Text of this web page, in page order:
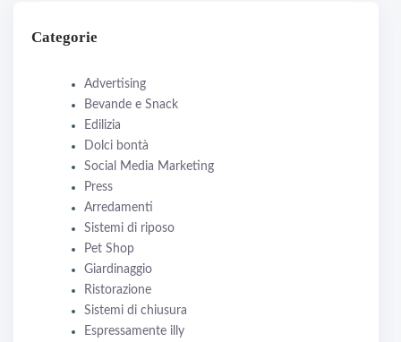
Categorie
Advertising
Bevande e Snack
Edilizia
Dolci bontà
Social Media Marketing
Press
Arredamenti
Sistemi di riposo
Pet Shop
Giardinaggio
Ristorazione
Sistemi di chiusura
Espressamente illy